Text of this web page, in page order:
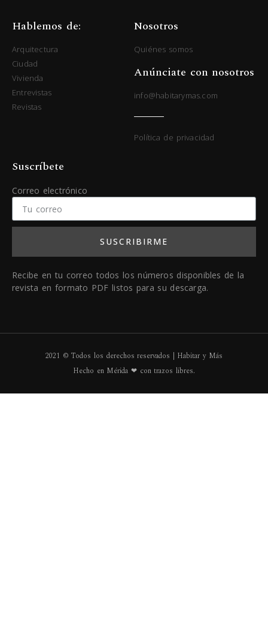
Hablemos de:
Arquitectura
Ciudad
Vivienda
Entrevistas
Revistas
Nosotros
Quiénes somos
Anúnciate con nosotros
info@habitarymas.com
Política de privacidad
Suscríbete
Correo electrónico
SUSCRIBIRME
Recibe en tu correo todos los números disponibles de la
revista en formato PDF listos para su descarga.
2021 © Todos los derechos reservados | Habitar y Más
Hecho en Mérida ❤ con trazos libres.